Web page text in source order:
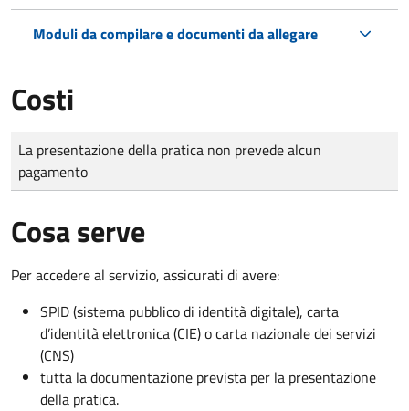
Moduli da compilare e documenti da allegare
Costi
Tipo di pagamento
Importo
La presentazione della pratica non prevede alcun
pagamento
Cosa serve
Per accedere al servizio, assicurati di avere:
SPID (sistema pubblico di identità digitale), carta
d’identità elettronica (CIE) o carta nazionale dei servizi
(CNS)
tutta la documentazione prevista per la presentazione
della pratica.